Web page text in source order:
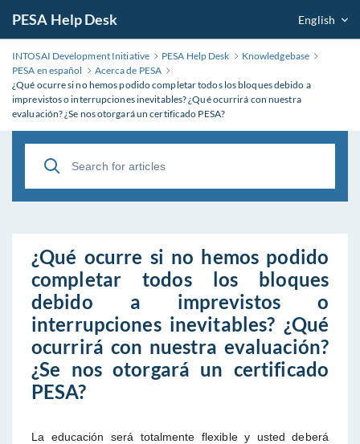
PESA Help Desk English
INTOSAI Development Initiative PESA Help Desk
Knowledgebase
PESA en español
Acerca de PESA
¿Qué ocurre si no hemos podido completar todos los bloques debido a
imprevistos o interrupciones inevitables? ¿Qué ocurrirá con nuestra
evaluación? ¿Se nos otorgará un certificado PESA?
¿Qué ocurre si no hemos podido
completar todos los bloques
debido a imprevistos o
interrupciones inevitables? ¿Qué
ocurrirá con nuestra evaluación?
¿Se nos otorgará un certificado
PESA?
La educación será totalmente flexible y usted deberá